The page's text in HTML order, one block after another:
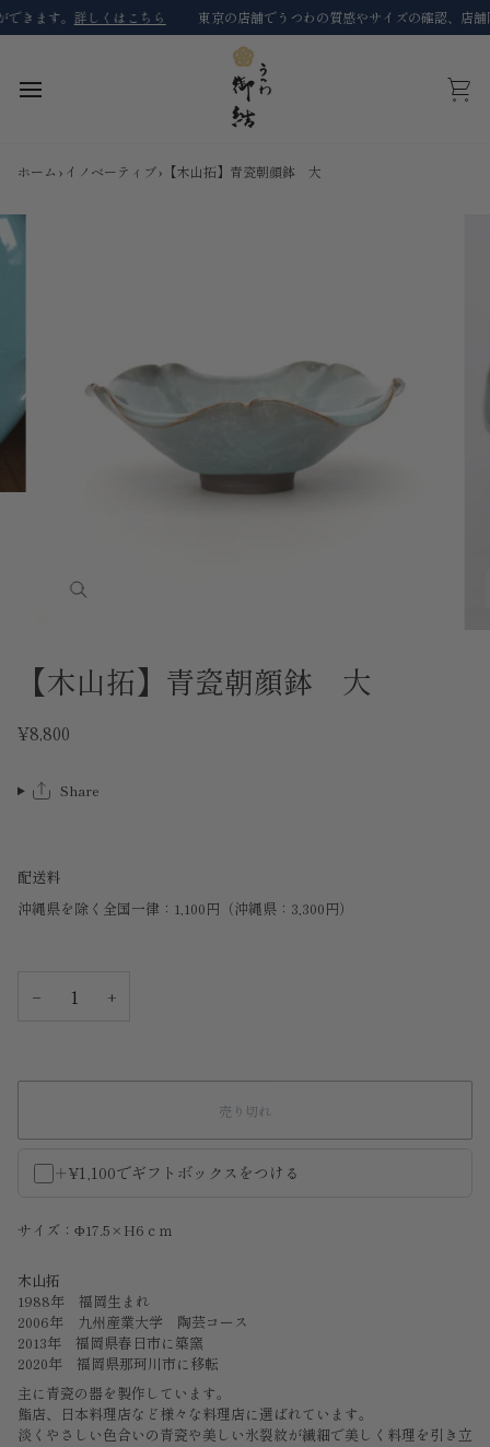
コ
ン
ます。 詳しくはこちら 東京の店舗でうつわの質感やサイズの確認、店舗限
カ
ホーム › イノベーティブ› 【木山拓】青瓷朝顔鉢 大
【木山拓】青瓷朝顔鉢 大
¥8,800
Share
配送料
沖縄県を除く全国一律：1,100円（沖縄県：3,300円）
− +
売り切れ
＋¥1,100でギフトボックスをつける
サイズ：Φ17.5×H6ｃｍ
木山拓
1988年 福岡生まれ
2006年 九州産業大学 陶芸コース
2013年 福岡県春日市に築窯
2020年 福岡県那珂川市に移転
主に青瓷の器を製作しています。
鮨店、日本料理店など様々な料理店に選ばれています。
淡くやさしい色合いの青瓷や美しい氷裂紋が繊細で美しく料理を引き立